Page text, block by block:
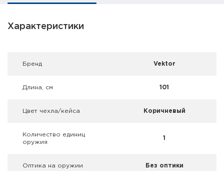
Фальшпатроны
Холодная пристрелка оружия
Дартс
Аксессуары
Характеристики
Брeнд Vektor
Длина, см 101
Цвет чехла/кейса Коричневый
Количество единиц
оружия
1
Оптика на оружии Без оптики